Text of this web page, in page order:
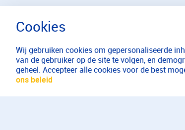
Wij gebruiken cookies om gepersonaliseerde
van de gebruiker op de site te volgen, en
geheel. Accepteer alle cookies voor de best
ons beleid